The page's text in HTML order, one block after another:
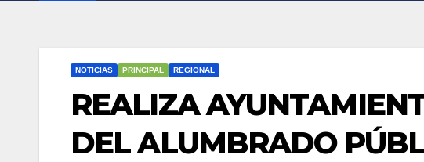
NOTICIAS PRINCIPAL REGIONAL
REALIZA
DEL ALUMBRADO